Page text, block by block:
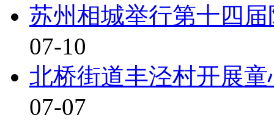
苏州相城举行第十四
07-10
北桥街道丰泾村开展
07-07